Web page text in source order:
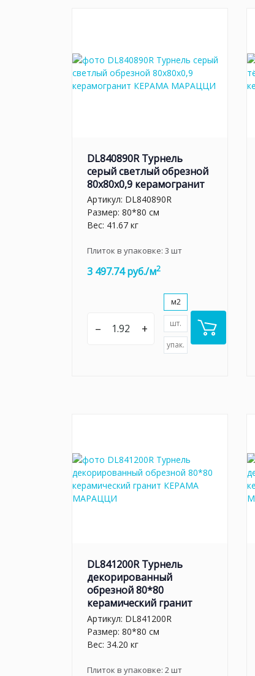
DL840890R Турнель
серый светлый обрезной
80x80x0,9 керамогранит
Артикул: DL840890R
Размер: 80*80 см
Вес: 41.67 кг
Плиток в упаковке: 3 шт
3 497.74 руб./м2
– +
м2
шт.
упак.
DL841200R Турнель
декорированный
обрезной 80*80
керамический гранит
Артикул: DL841200R
Размер: 80*80 см
Вес: 34.20 кг
Плиток в упаковке: 2 шт